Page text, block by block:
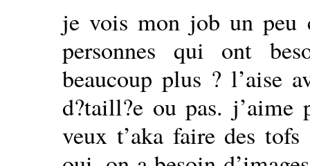
je vois mon job un peu
personnes qui ont
beaucoup plus ? l’aise
d?taill?e ou pas. j’aime
veux t’aka faire des